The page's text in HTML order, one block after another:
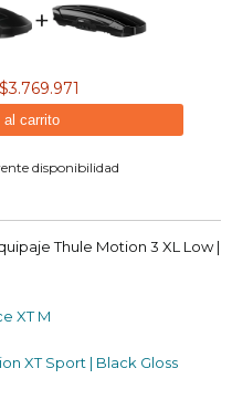
+
$3.769.971
al carrito
disponibilidad
Thule Motion 3 XL Low |
XT M
XT Sport | Black Gloss